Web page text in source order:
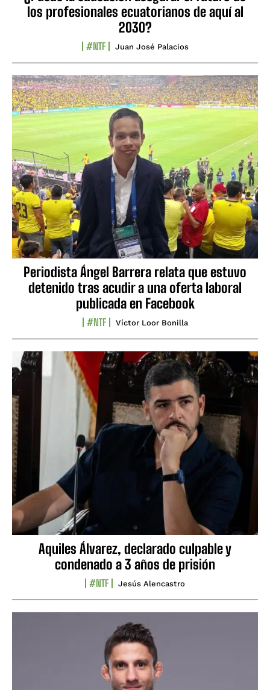
los profesionales ecuatorianos de aquí al
2030?
#NTF Juan José Palacios
Periodista Ángel Barrera relata que estuvo
detenido tras acudir a una oferta laboral
publicada en Facebook
#NTF Víctor Loor Bonilla
Aquiles Álvarez, declarado culpable y
condenado a 3 años de prisión
#NTF Jesús Alencastro